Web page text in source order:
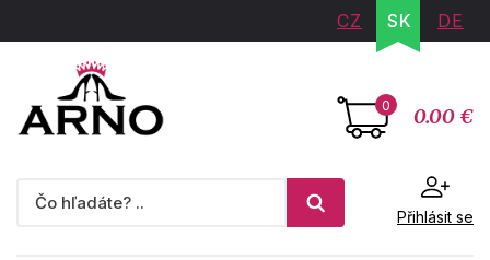
CZ SK DE
0 0.00 €
Přihlásit se